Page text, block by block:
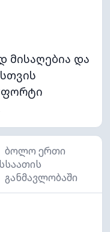
მისაღებია და
ბოლო ერთი
საათის
განმავლობაში